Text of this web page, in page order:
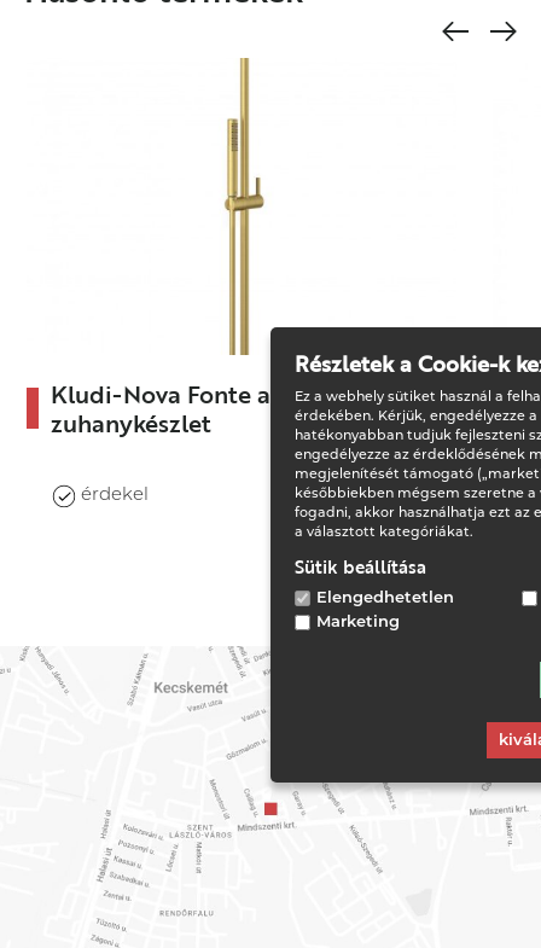
Kludi-Nova Fonte arany
zuhanykészlet
érdekel
Részletek a Cookie-k
Ez a webhely sütiket használ a
érdekében. Kérjük, engedélyezze
hatékonyabban tudjuk fejleszteni
engedélyezze az érdeklődésének
megjelenítését támogató
későbbiekben mégsem szeretne
fogadni, akkor használhatja ezt az
a választott kategóriákat.
Sütik beállítása
Elengedhetetlen
Marketing